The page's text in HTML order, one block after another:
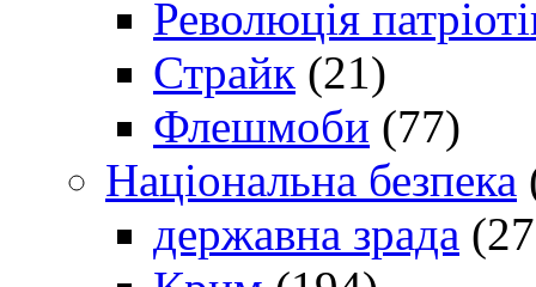
Революція
Страйк (21)
Флешмоби (77)
Національна безпека
державна зрада